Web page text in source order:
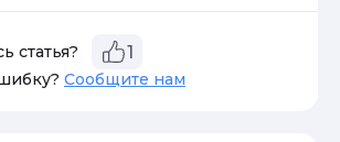
статья? 1
Сообщите нам